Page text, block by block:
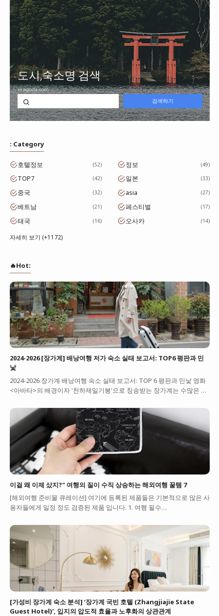
: Category
호텔정보 52 정보 49
TOP7 42 일본 33
중국 32 asia 27
베트남 21 페스티벌 17
태국 16 오사카 14
자세히 보기 (+1172)
🔥Hot:
2024-2026 [장가계] 배낭여행 저가 숙소 실태 보고서: TOP6 평판과 민
낯
2024-2026 장가계 배낭여행 숙소 실태 보고서: TOP 6 평판과 민낯 영화
<아바타>의 배경이자 '천하제일기봉'으로 칭송받는 장가계는 수많은 …
이걸 왜 이제 샀지?" 여행의 질이 수직 상승하는 해외여행 꿀템 7
[해외여행 준비물 큐레이션] 여기에 등록된 제품들은 기본적으로 많은 사
용자들에게 일정 정도 검증된 제품 입니다. 1. 여행 필수…
[가성비 장가계 숙소 분석] ‘장가계 국빈 호텔 (Zhangjiajie State
Guest Hotel)’, 입지의 압도적 효율과 노후화의 상관관계